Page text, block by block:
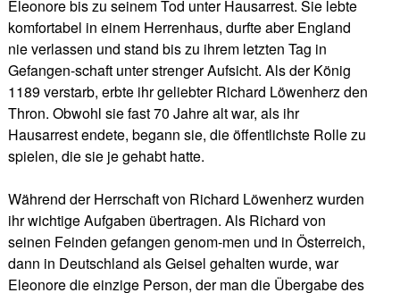
Eleonore bis zu seinem Tod unter Hausarrest. Sie lebte
komfortabel in einem Herrenhaus, durfte aber England
nie verlassen und stand bis zu ihrem letzten Tag in
Gefangen-schaft unter strenger Aufsicht. Als der König
1189 verstarb, erbte ihr geliebter Richard Löwenherz den
Thron. Obwohl sie fast 70 Jahre alt war, als ihr
Hausarrest endete, begann sie, die öffentlichste Rolle zu
spielen, die sie je gehabt hatte.
Während der Herrschaft von Richard Löwenherz wurden
ihr wichtige Aufgaben übertragen. Als Richard von
seinen Feinden gefangen genom-men und in Österreich,
dann in Deutschland als Geisel gehalten wurde, war
Eleonore die einzige Person, der man die Übergabe des